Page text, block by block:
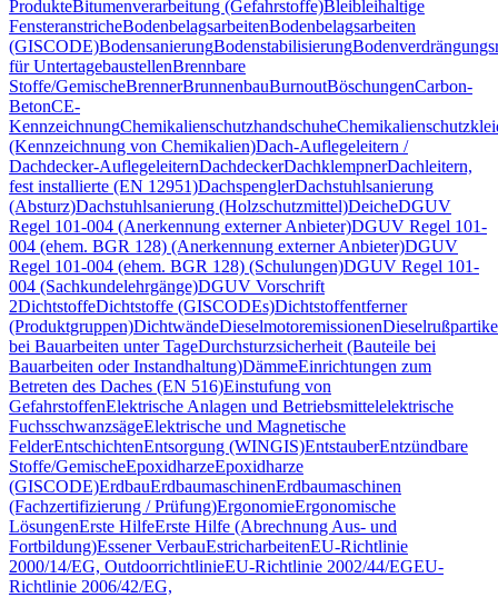
ProdukteBitumenverarbeitung (Gefahrstoffe)Bleibleihaltige
FensteranstricheBodenbelagsarbeitenBodenbelagsarbeiten
(GISCODE)BodensanierungBodenstabilisierung
für UntertagebaustellenBrennbare
Stoffe/GemischeBrennerBrunnenbauBurnoutBöschungenCarbon-
BetonCE-
KennzeichnungChemikalienschutzhandschuhe
(Kennzeichnung von Chemikalien)Dach-Auflegeleitern /
Dachdecker-AuflegeleiternDachdeckerDachklempnerDachleitern,
fest installierte (EN 12951)DachspenglerDachstuhlsanierung
(Absturz)Dachstuhlsanierung (Holzschutzmittel)DeicheDGUV
Regel 101-004 (Anerkennung externer Anbieter)DGUV Regel 101-
004 (ehem. BGR 128) (Anerkennung externer Anbieter)DGUV
Regel 101-004 (ehem. BGR 128) (Schulungen)DGUV Regel 101-
004 (Sachkundelehrgänge)DGUV Vorschrift
2DichtstoffeDichtstoffe (GISCODEs)Dichtstoffentferner
(Produktgruppen)DichtwändeDieselmotoremissionen
bei Bauarbeiten unter TageDurchsturzsicherheit (Bauteile bei
Bauarbeiten oder Instandhaltung)DämmeEinrichtungen zum
Betreten des Daches (EN 516)Einstufung von
GefahrstoffenElektrische Anlagen und Betriebsmittelelektrische
FuchsschwanzsägeElektrische und Magnetische
FelderEntschichtenEntsorgung (WINGIS)EntstauberEntzündbare
Stoffe/GemischeEpoxidharzeEpoxidharze
(GISCODE)ErdbauErdbaumaschinenErdbaumaschinen
(Fachzertifizierung / Prüfung)ErgonomieErgonomische
LösungenErste HilfeErste Hilfe (Abrechnung Aus- und
Fortbildung)Essener VerbauEstricharbeitenEU-Richtlinie
2000/14/EG, OutdoorrichtlinieEU-Richtlinie 2002/44/EGEU-
Richtlinie 2006/42/EG,